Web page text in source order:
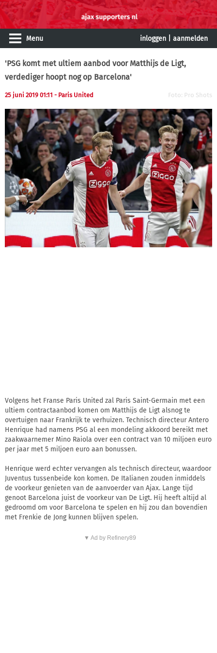
Menu inloggen aanmelden
'PSG komt met ultiem aanbod voor Matthijs de Ligt,
verdediger hoopt nog op Barcelona'
25 juni 2019 01:11 - Paris United Foto: Pro Shots
Volgens het Franse Paris United zal Paris Saint-Germain met een
ultiem contractaanbod komen om Matthijs de Ligt alsnog te
overtuigen naar Frankrijk te verhuizen. Technisch directeur Antero
Henrique had namens PSG al een mondeling akkoord bereikt met
zaakwaarnemer Mino Raiola over een contract van 10 miljoen euro
per jaar met 5 miljoen euro aan bonussen.
Henrique werd echter vervangen als technisch directeur, waardoor
Juventus tussenbeide kon komen. De Italianen zouden inmiddels
de voorkeur genieten van de aanvoerder van Ajax. Lange tijd
genoot Barcelona juist de voorkeur van De Ligt. Hij heeft altijd al
gedroomd om voor Barcelona te spelen en hij zou dan bovendien
met Frenkie de Jong kunnen blijven spelen.
▼ Ad by Refinery89